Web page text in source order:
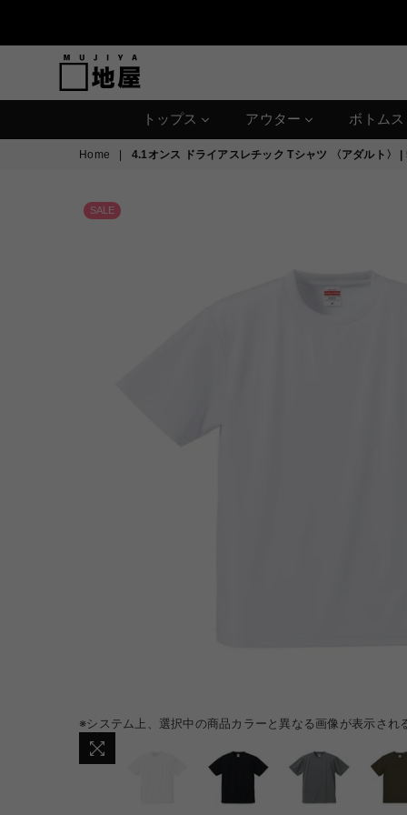
MUJIYA
トップス アウター ボトムス
Home 4.1オンス ドライアスレチック Tシャツ 〈アダルト〉
※システム上、選択中の商品カラーと異なる画像が表示され
SALE